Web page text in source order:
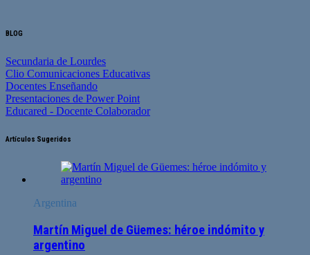
BLOG
Secundaria de Lourdes
Clio Comunicaciones Educativas
Docentes Enseñando
Presentaciones de Power Point
Educared - Docente Colaborador
Artículos Sugeridos
Argentina
Martín Miguel de Güemes: héroe indómito y
argentino